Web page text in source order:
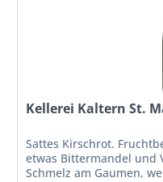
Kellerei Kaltern St.
Sattes Kirschrot.
etwas Bittermandel und
Schmelz am Gaumen,